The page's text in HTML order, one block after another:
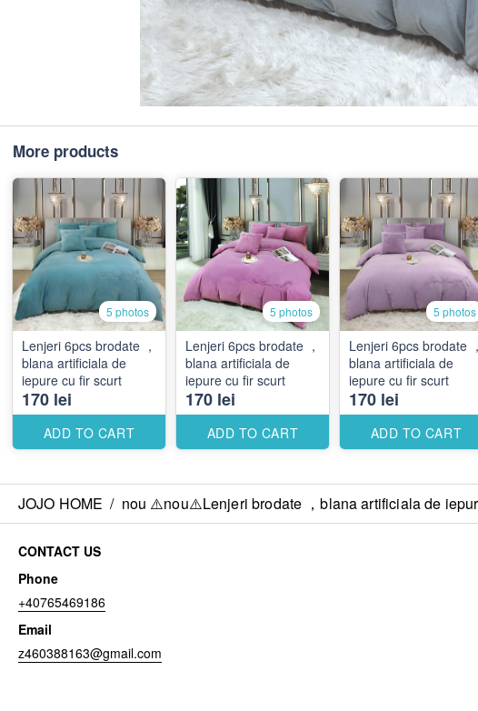
More products
5 photos
Lenjeri 6pcs brodate ，
blana artificiala de
iepure cu fir scurt
170 lei
ADD TO CART
5 photos
Lenjeri 6pcs brodate ，
blana artificiala de
iepure cu fir scurt
170 lei
ADD TO CART
5 photos
Lenjeri 6pcs brodate ，
blana artificiala de
iepure cu fir scurt
170 lei
ADD TO CART
JOJO HOME / nou ⚠️nou⚠️Lenjeri brodate ，blana artificiala de
CONTACT US
Phone
+40765469186
Email
z460388163@gmail.com